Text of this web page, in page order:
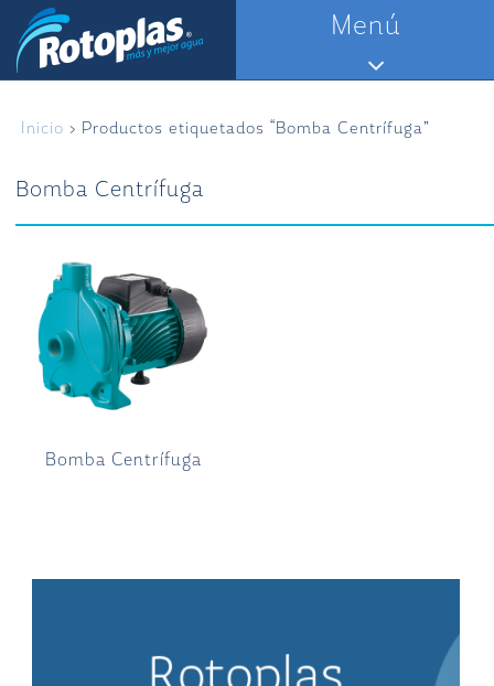
Saltar
contenido
Menú
Inicio > Productos etiquetados “Bomba Centrífuga”
Bomba Centrífuga
Bomba Centrífuga